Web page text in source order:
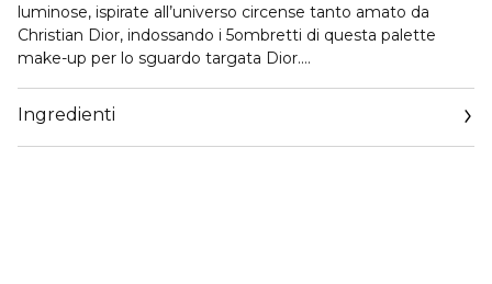
luminose, ispirate all’universo circense tanto amato da
Christian Dior, indossando i 5ombretti di questa palette
make-up per lo sguardo targata Dior.
Contenuti in una custodia couture su cui è incisa la firma
della Maison, abbinata a un motivo stellato, ti invitano a
giocare con un trucco occhi armonioso ed elegante.
Ingredienti